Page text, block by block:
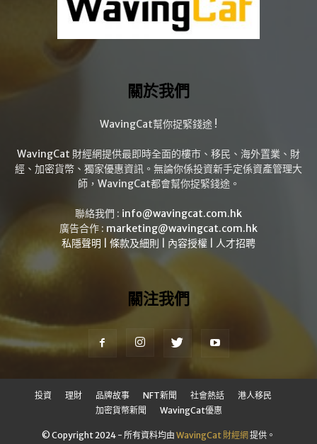
關於我們
WavingCat幫你捉緊錢途 !
WavingCat 財經網提供最即時全面的樓市、移民、海外置業、財
經、加密貨幣、獨家優惠資訊。無論你係投資新手定係資產管理大
師，WavingCat都會幫你捉緊錢途。
聯絡我們 : info@wavingcat.com.hk
廣告合作 : marketing@wavingcat.com.hk
私隱聲明
條款及細則 內容授權 人才招聘
關注我們
投資 理財 品牌故事 NFT新聞 社會熱話
港人移民
加密貨幣新聞
WavingCat優惠
© Copyright 2024 - 所有資料均由 WavingCat 財經網提供。